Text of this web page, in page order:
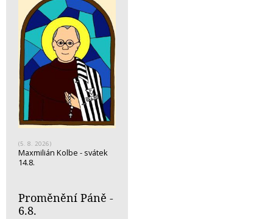
(5. 8. 2026)
Maxmilián Kolbe - svátek
14.8.
Proměnění Páně -
6.8.